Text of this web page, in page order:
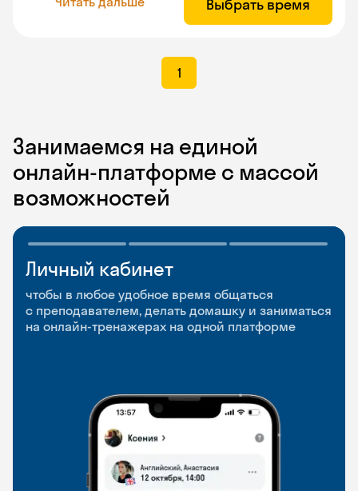
Выбрать время
1
Занимаемся на единой
онлайн-платформе с массой
возможностей
Личный кабинет
чтобы в любое удобное время общаться
с преподавателем, делать домашку и заниматься
на онлайн-тренажерах на одной платформе
Мобильное
приложение
чтобы заниматься и изучать новые слова где
и когда удобно
Разговорные клубы
и Talks
Групповые занятия для разговорной практики
и индивидуальные встречи с преподавателями